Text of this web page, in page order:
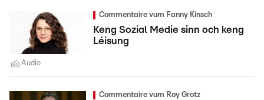
Commentaire vum Fanny Kinsch
Keng Sozial Medie sinn och keng
Léisung
Audio
Commentaire vum Roy Grotz